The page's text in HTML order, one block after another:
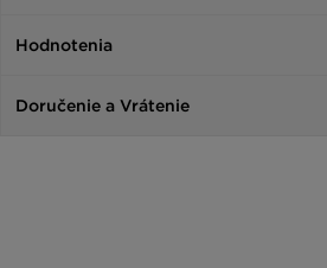
Hodnotenia
Doručenie a Vrátenie